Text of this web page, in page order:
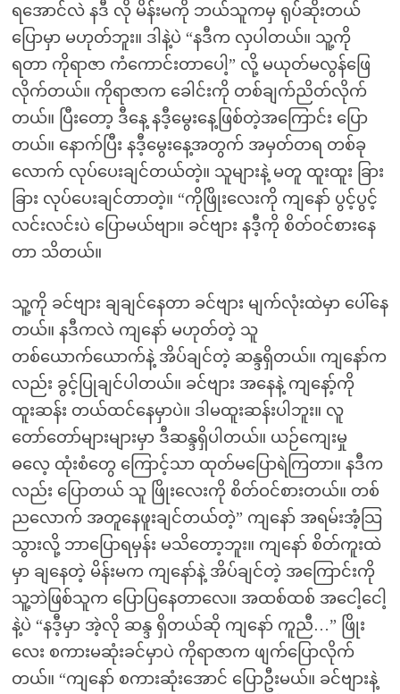
ရအောင်လဲ နဒီ လို မိန်းမကို ဘယ်သူကမှ ရုပ်ဆိုးတယ်
ပြောမှာ မဟုတ်ဘူး။ ဒါနဲ့ပဲ “နဒီက လှပါတယ်။ သူ့ကို
ရတာ ကိုရာဇာ ကံကောင်းတာပေါ့” လို့ မယုတ်မလွန်ဖြေ
လိုက်တယ်။ ကိုရာဇာက ခေါင်းကို တစ်ချက်ညိတ်လိုက်
တယ်။ ပြီးတော့ ဒီနေ့ နဒီ့မွေးနေ့ဖြစ်တဲ့အကြောင်း ပြော
တယ်။ နောက်ပြီး နဒီ့မွေးနေ့အတွက် အမှတ်တရ တစ်ခု
လောက် လုပ်ပေးချင်တယ်တဲ့။ သူများနဲ့ မတူ ထူးထူး ခြား
ခြား လုပ်ပေးချင်တာတဲ့။ “ကိုဖြိုးလေးကို ကျနော် ပွင့်ပွင့်
လင်းလင်းပဲ ပြောမယ်ဗျာ။ ခင်ဗျား နဒီ့ကို စိတ်ဝင်စားနေ
တာ သိတယ်။
သူ့ကို ခင်ဗျား ချချင်နေတာ ခင်ဗျား မျက်လုံးထဲမှာ ပေါ်နေ
တယ်။ နဒီကလဲ ကျနော် မဟုတ်တဲ့ သူ
တစ်ယောက်ယောက်နဲ့ အိပ်ချင်တဲ့ ဆန္ဒရှိတယ်။ ကျနော်က
လည်း ခွင့်ပြုချင်ပါတယ်။ ခင်ဗျား အနေနဲ့ ကျနော့်ကို
ထူးဆန်း တယ်ထင်နေမှာပဲ။ ဒါမထူးဆန်းပါဘူး။ လူ
တော်တော်များများမှာ ဒီဆန္ဒရှိပါတယ်။ ယဉ်ကျေးမှု
ဓလေ့ ထုံးစံတွေ ကြောင့်သာ ထုတ်မပြောရဲကြတာ။ နဒီက
လည်း ပြောတယ် သူ ဖြိုးလေးကို စိတ်ဝင်စားတယ်။ တစ်
ညလောက် အတူနေဖူးချင်တယ်တဲ့” ကျနော် အရမ်းအံ့သြ
သွားလို့ ဘာပြောရမှန်း မသိတော့ဘူး။ ကျနော် စိတ်ကူးထဲ
မှာ ချနေတဲ့ မိန်းမက ကျနော်နဲ့ အိပ်ချင်တဲ့ အကြောင်းကို
သူ့ဘဲဖြစ်သူက ပြောပြနေတာလေ။ အထစ်ထစ် အငေါ့ငေါ့
နဲ့ပဲ “နဒီ့မှာ အဲ့လို ဆန္ဒ ရှိတယ်ဆို ကျနော် ကူညီ…” ဖြိုး
လေး စကားမဆုံးခင်မှာပဲ ကိုရာဇာက ဖျက်ပြောလိုက်
တယ်။ “ကျနော် စကားဆုံးအောင် ပြောဦးမယ်။ ခင်ဗျားနဲ့